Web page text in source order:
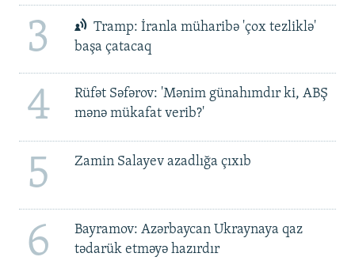
3
Tramp: İranla müharibə 'çox tezliklə'
başa çatacaq
4
Rüfət Səfərov: 'Mənim günahımdır ki, ABŞ
mənə mükafat verib?'
5 Zamin Salayev azadlığa çıxıb
6
Bayramov: Azərbaycan Ukraynaya qaz
tədarük etməyə hazırdır